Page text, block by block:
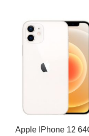
Apple IPhone 12